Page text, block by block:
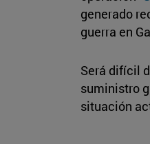
generado
guerra en
Será difícil
suministro
situación